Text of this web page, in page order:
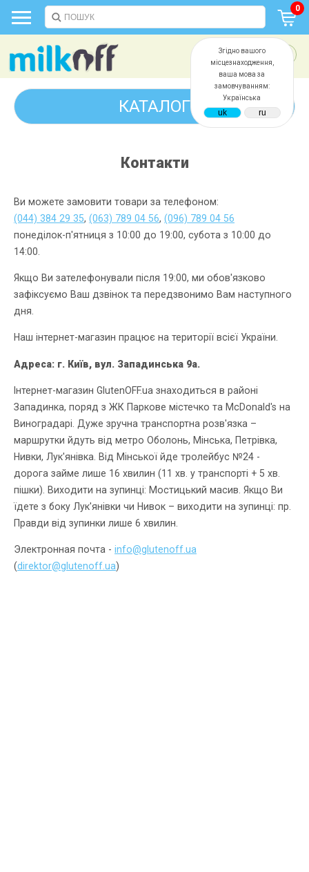
Згідно вашого
місцезнаходження,
ваша мова за
замовчуванням:
Українська
0
КАТАЛОГ
Контакти
Ви можете замовити товари за телефоном:
(044) 384 29 35, (063) 789 04 56, (096) 789 04 56
понеділок-п'ятниця з 10:00 до 19:00, субота з 10:00 до
14:00.
Якщо Ви зателефонували після 19:00, ми обов'язково
зафіксуємо Ваш дзвінок та передзвонимо Вам наступного
дня.
Наш інтернет-магазин працює на території всієї України.
Адреса: г. Київ, вул. Западинська 9а.
Інтернет-магазин GlutenOFF.ua знаходиться в районі
Западинка, поряд з ЖК Паркове містечко та McDonald's на
Виноградарі. Дуже зручна транспортна розв'язка –
маршрутки йдуть від метро Оболонь, Мінська, Петрівка,
Нивки, Лук'янівка. Від Мінської йде тролейбус №24 -
дорога займе лише 16 хвилин (11 хв. у транспорті + 5 хв.
пішки). Виходити на зупинці: Мостицький масив. Якщо Ви
їдете з боку Лук'янівки чи Нивок – виходити на зупинці: пр.
Правди від зупинки лише 6 хвилин.
Электронная почта - info@glutenoff.ua
(direktor@glutenoff.ua)